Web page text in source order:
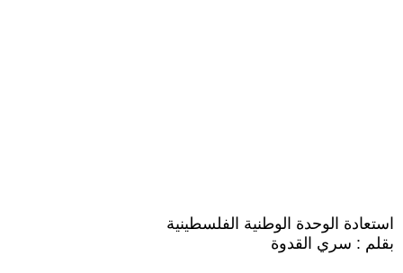
استعادة الوحدة الوطنية الفلسطينية
بقلم : سري القدوة